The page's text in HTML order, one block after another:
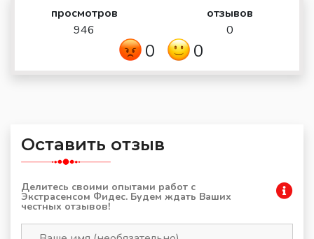
просмотров
946
отзывов
0
0 0
Оставить отзыв
Делитесь своими опытами работ с
Экстрасенсом Фидес. Будем ждать Ваших
честных отзывов!